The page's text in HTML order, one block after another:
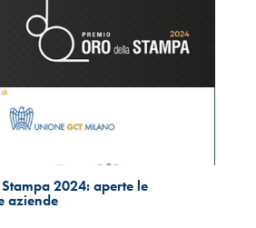
2024: aperte le
aziende